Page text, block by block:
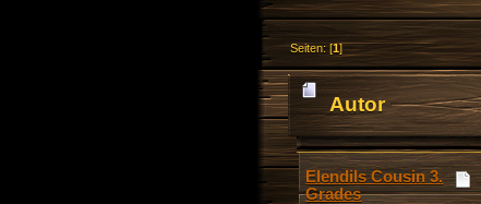
Seiten: [1]
Autor
Elendils Cousin 3.
Grades